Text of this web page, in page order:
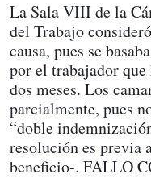
La Sala VIII de la
del Trabajo
causa, pues se
por el trabajador
dos meses. Los
parcialmente, pues
“doble
resolución es previa
beneficio-. FALLO